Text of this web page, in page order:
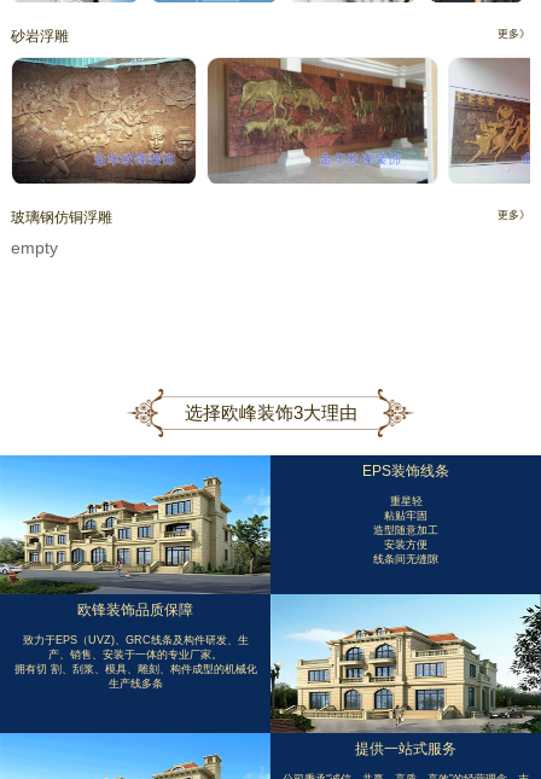
砂岩浮雕 更多》
玻璃钢仿铜浮雕 更多》
empty
选择欧峰装饰3大理由
EPS装饰线条
重星轻
粘贴牢固
造型随意加工
安装方便
线条间无缝隙
欧锋装饰品质保障
致力于EPS（UVZ)、GRC线条及构件研发、生
产、销售、安装于一体的专业厂家。
拥有切 割、刮浆、模具、雕刻、构件成型的机械化
生产线多条
提供一站式服务